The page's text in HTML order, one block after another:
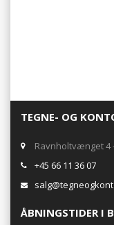
TEGNE- OG
Ravnholtvænget 4
+45 66 11 36 07
ÅBNINGSTIDER I